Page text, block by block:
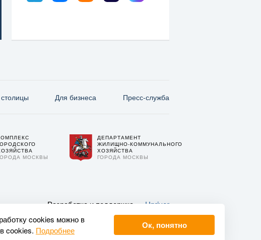
Для бизнеса Пресс-служба
МОСКВЫ
ДЕПАРТАМЕНТ
ЖИЛИЩНО-КОММУНАЛЬНОГО
ХОЗЯЙСТВА
ГОРОДА МОСКВЫ
Разработка и поддержка — Upriver
cookies можно в
cookies. Подробнее Ок, понятно